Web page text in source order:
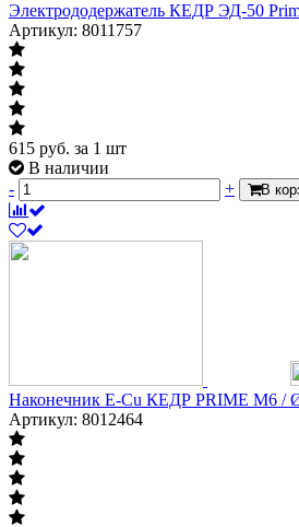
Электрододержатель КЕДР ЭД-50
Артикул: 8011757
615 руб. за 1 шт
В наличии
-
+ В
Наконечник E-Cu КЕДР PRIME М6 /
Артикул: 8012464